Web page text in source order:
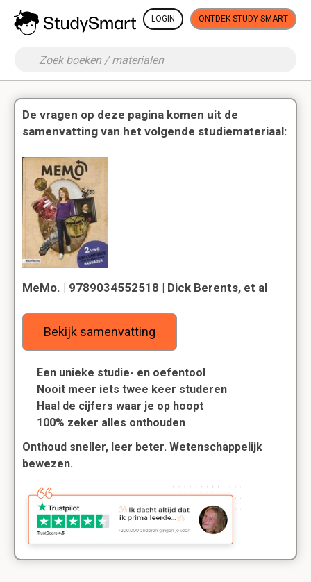
LOGIN ONTDEK STUDY SMART
De vragen op deze pagina komen uit de
samenvatting van het volgende studiemateriaal:
MeMo. | 9789034552518 | Dick Berents, et al
Bekijk samenvatting
Een unieke studie- en oefentool
Nooit meer iets twee keer studeren
Haal de cijfers waar je op hoopt
100% zeker alles onthouden
Onthoud sneller, leer beter. Wetenschappelijk
bewezen.